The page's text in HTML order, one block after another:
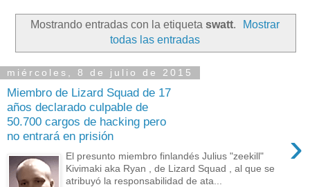
Mostrando entradas con la etiqueta swatt.
Mostrar
todas las entradas
miércoles, 8 de julio de 2015
Miembro de Lizard Squad de 17
años declarado culpable de
50.700 cargos de hacking pero
no entrará en prisión
›
El presunto miembro finlandés Julius "zeekill"
Kivimaki aka Ryan , de Lizard Squad , al que se
atribuyó la responsabilidad de ata...